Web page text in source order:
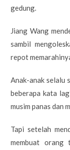
gedung.
Jiang Wang
sambil
repot
Anak-anak selalu
beberapa kata
musim panas dan
Tapi setelah
membuat orang